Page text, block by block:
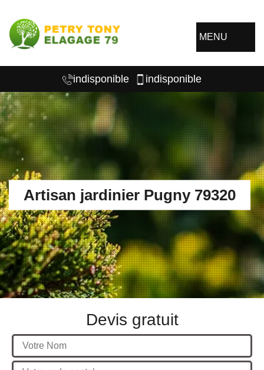
MENU
indisponible indisponible
Artisan jardinier Pugny 79320
Devis gratuit